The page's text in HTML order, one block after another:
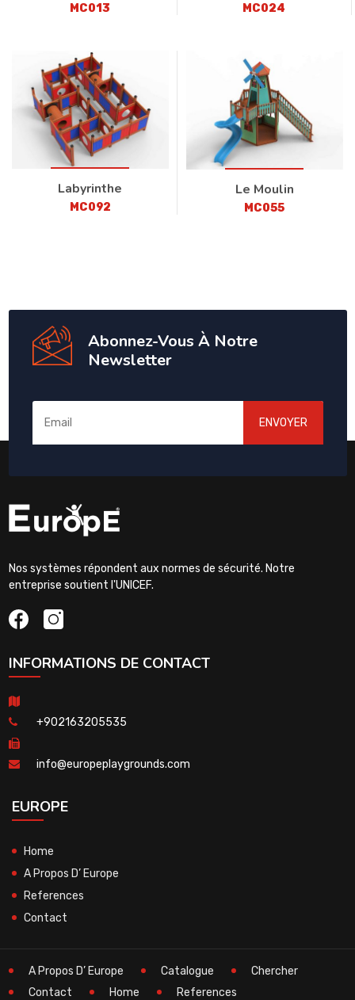
MC013 MC024
Labyrinthe
MC092
Le Moulin
MC055
Abonnez-Vous À Notre
Newsletter
ENVOYER
Nos systèmes répondent aux normes de sécurité. Notre
entreprise soutient l'UNICEF.
INFORMATIONS DE CONTACT
+902163205535
info@europeplaygrounds.com
EUROPE
Home
A Propos D’ Europe
References
Contact
A Propos D’ Europe Catalogue
Chercher
Contact
Home References